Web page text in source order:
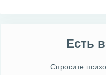
Есть
Спросите